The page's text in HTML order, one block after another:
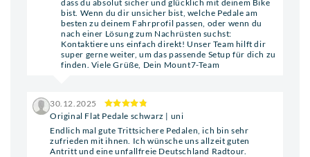
dass du absolut sicher und glücklich mit deinem Bike
bist. Wenn du dir unsicher bist, welche Pedale am
besten zu deinem Fahrprofil passen, oder wenn du
nach einer Lösung zum Nachrüsten suchst:
Kontaktiere uns einfach direkt! Unser Team hilft dir
super gerne weiter, um das passende Setup für dich zu
finden. Viele Grüße, Dein Mount7-Team
30.12.2025
Original Flat Pedale schwarz | uni
Endlich mal gute Trittsichere Pedalen, ich bin sehr
zufrieden mit ihnen. Ich wünsche uns allzeit guten
Antritt und eine unfallfreie Deutschland Radtour.